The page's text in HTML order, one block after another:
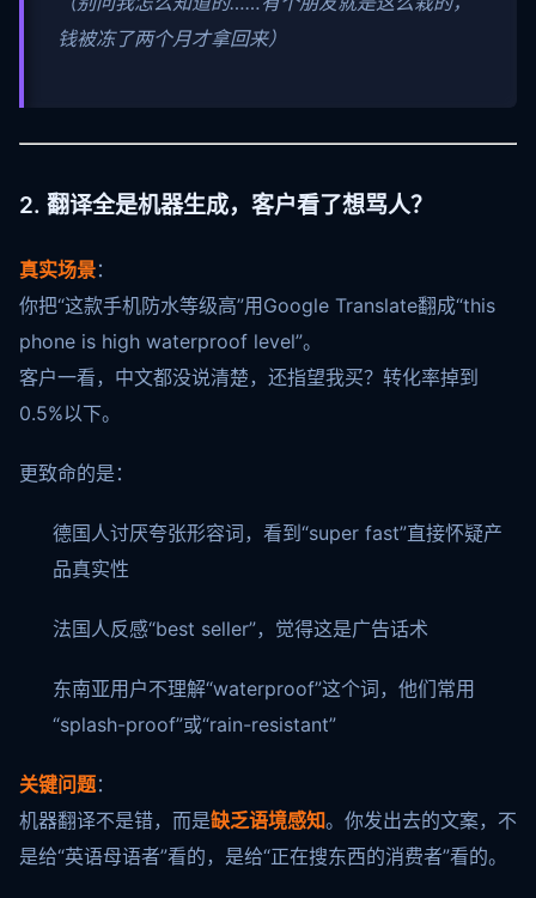
钱被冻了两个月才拿回来）
2. 翻译全是机器生成，客户看了想骂人？
真实场景：
你把“这款手机防水等级高”用Google Translate翻成“this
phone is high waterproof level”。
客户一看，中文都没说清楚，还指望我买？转化率掉到
0.5%以下。
更致命的是：
德国人讨厌夸张形容词，看到“super fast”直接怀疑产
品真实性
法国人反感“best seller”，觉得这是广告话术
东南亚用户不理解“waterproof”这个词，他们常用
“splash-proof”或“rain-resistant”
关键问题：
机器翻译不是错，而是缺乏语境感知。你发出去的文案，不
是给“英语母语者”看的，是给“正在搜东西的消费者”看的。